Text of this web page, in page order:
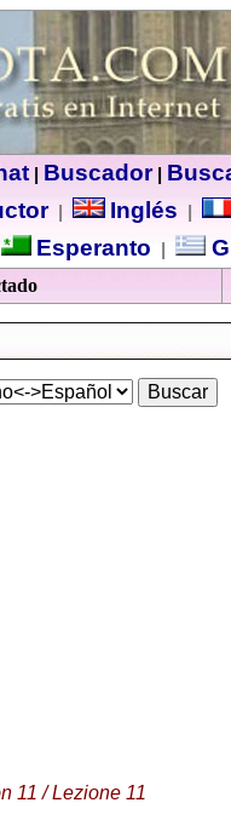
| Buscador|
| Inglés
Esperanto
11 / Lezione 11